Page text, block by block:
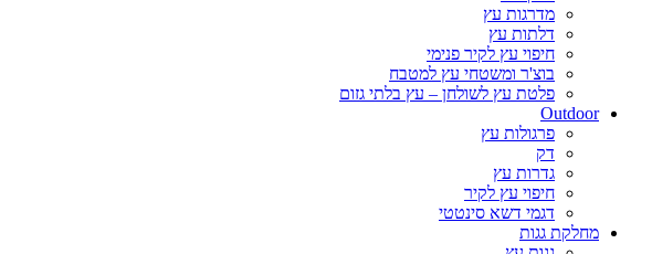
מדרגות עץ
דלתות עץ
חיפוי עץ לקיר פנימי
בוצ'ר ומשטחי עץ למטבח
פלטת עץ לשולחן – עץ בלתי גזום
Outdoor
פרגולות עץ
דק
גדרות עץ
חיפוי עץ לקיר
דגמי דשא סינטטי
מחלקת גגות